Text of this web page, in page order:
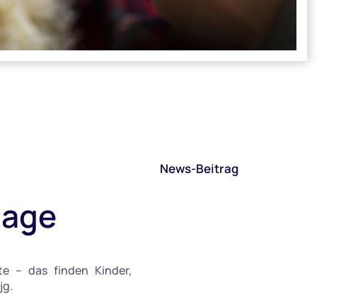
– das finden Kinder,
News-Beitrag